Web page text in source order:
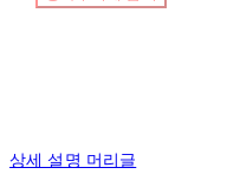
상세 설명 머리글